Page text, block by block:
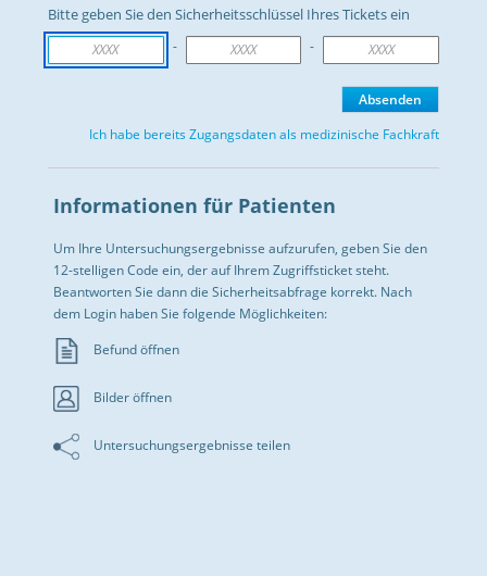
Bitte geben Sie den Sicherheitsschlüssel Ihres Tickets ein
- -
Ich habe bereits Zugangsdaten als medizinische Fachkraft
Informationen für Patienten
Um Ihre Untersuchungsergebnisse aufzurufen, geben Sie den
12-stelligen Code ein, der auf Ihrem Zugriffsticket steht.
Beantworten Sie dann die Sicherheitsabfrage korrekt. Nach
dem Login haben Sie folgende Möglichkeiten:
Befund öffnen
Bilder öffnen
Untersuchungsergebnisse teilen